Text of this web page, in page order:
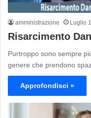
amministrazione Luglio
Risarcimento
Purtroppo sono sempre
genere che prendono
Approfondisci »